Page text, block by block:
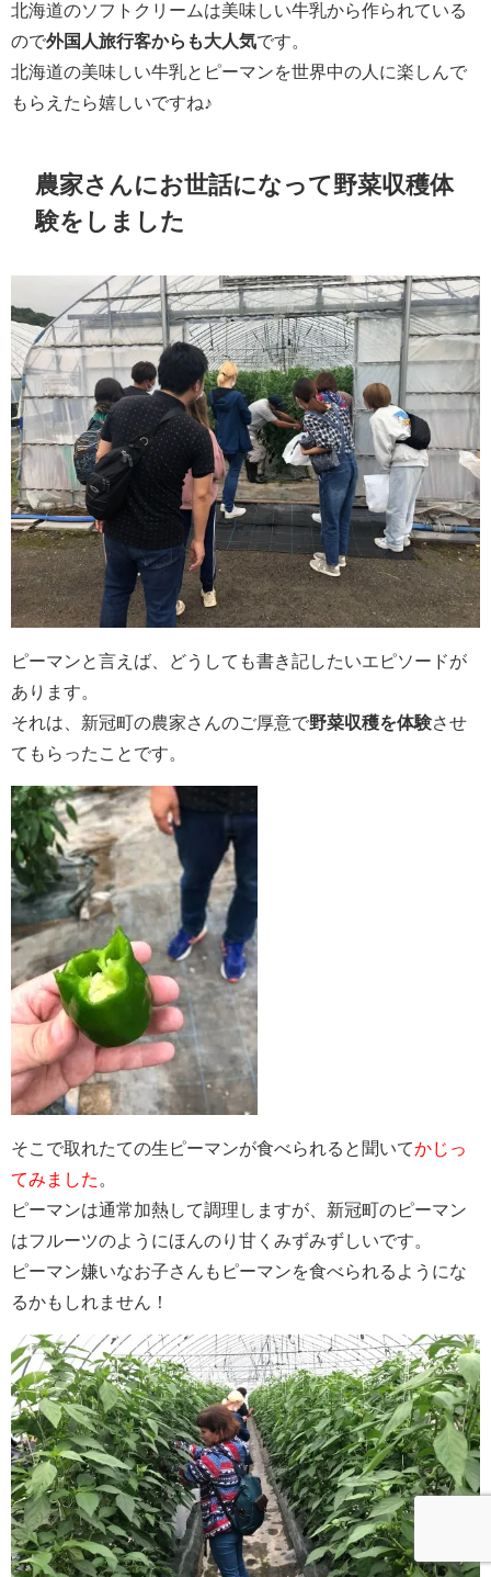
北海道のソフトクリームは美味しい牛乳から作られている
ので外国人旅行客からも大人気です。
北海道の美味しい牛乳とピーマンを世界中の人に楽しんで
もらえたら嬉しいですね♪
農家さんにお世話になって野菜収穫体
験をしました
ピーマンと言えば、どうしても書き記したいエピソードが
あります。
それは、新冠町の農家さんのご厚意で野菜収穫を体験させ
てもらったことです。
そこで取れたての生ピーマンが食べられると聞いてかじっ
てみました 。
ピーマンは通常加熱して調理しますが、新冠町のピーマン
はフルーツのようにほんのり甘くみずみずしいです。
ピーマン嫌いなお子さんもピーマンを食べられるようにな
るかもしれません！